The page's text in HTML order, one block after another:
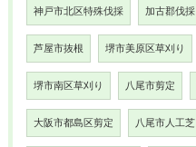
神戸市北区特殊伐採 加古郡伐採
芦屋市抜根 堺市美原区草刈り
堺市南区草刈り 八尾市剪定
大阪市都島区剪定 八尾市人工芝